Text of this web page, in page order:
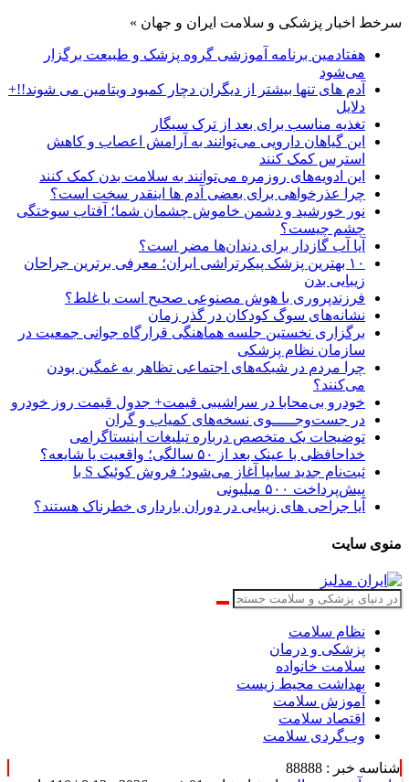
سرخط اخبار پزشکی و سلامت ایران و جهان »
هفتادمین برنامه آموزشی گروه پزشک و طبیعت برگزار
می‌شود
آدم های تنها بیشتر از دیگران دچار کمبود ویتامین می شوند!!+
دلایل
تغذیه مناسب برای بعد از ترک سیگار
این گیاهان دارویی می‌توانند به آرامش اعصاب و کاهش
استرس کمک کنند
این ادویه‌های روزمره می‌توانند به سلامت بدن کمک کنند
چرا عذرخواهی برای بعضی آدم ها اینقدر سخت است؟
نور خورشید و دشمن خاموش چشمان شما؛ آفتاب سوختگی
چشم چیست؟
آیا آب گازدار برای دندان‌ها مضر است؟
۱۰ بهترین پزشک پیکرتراشی ایران؛ معرفی برترین جراحان
زیبایی بدن
فرزندپروری با هوش مصنوعی صحیح است یا غلط؟
نشانه‌های سوگ کودکان در گذر زمان
برگزاری نخستین جلسه هماهنگی قرارگاه جوانی جمعیت در
سازمان نظام پزشکی
چرا مردم در شبکه‌های اجتماعی تظاهر به غمگین بودن
می‌کنند؟
خودرو بی‌محابا در سراشیبی قیمت+ جدول قیمت روز خودرو
در جست‌وجـــــوی نسخه‌های کمیاب و گران
توضیحات یک متخصص درباره تبلیغات اینستاگرامی
خداحافظی با عینک بعد از ۵۰ سالگی؛ واقعیت یا شایعه؟
ثبت‌نام جدید سایپا آغاز می‌شود؛ فروش کوئیک S با
پیش‌پرداخت ۵۰۰ میلیونی
آیا جراحی های زیبایی در دوران بارداری خطرناک هستند؟
منوی سایت
نظام سلامت
پزشکی و درمان
سلامت خانواده
بهداشت محیط زیست
آموزش سلامت
اقتصاد سلامت
وب‌گردی سلامت
شناسه خبر : 88888